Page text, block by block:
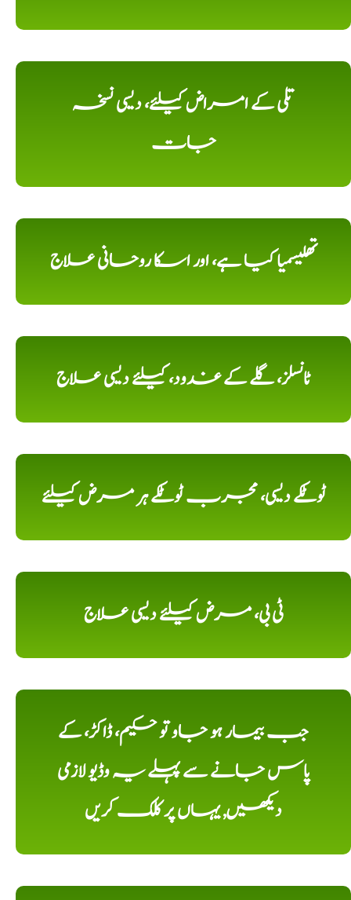
تلی کے امراض کیلئے، دیسی نسخہ
جات
تھلیسمیا کیا ہے، اور اسکا روحانی علاج
ٹانسلز، گلے کے غدود، کیلئے دیسی علاج
ٹوٹکے دیسی، مجرب ٹوٹکے ہر مرض کیلئے
ٹی بی، مرض کیلئے دیسی علاج
جب بیمار ہو جاو تو حکیم، ڈاکڑ، کے
پاس جانے سے پہلے یہ وڈیو لازمی
دیکھیں, یہاں پر کلک کریں